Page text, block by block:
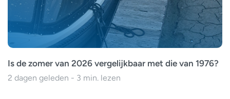
Is de zomer van 2026 vergelijkbaar met die van 1976?
2 dagen geleden - 3 min. lezen